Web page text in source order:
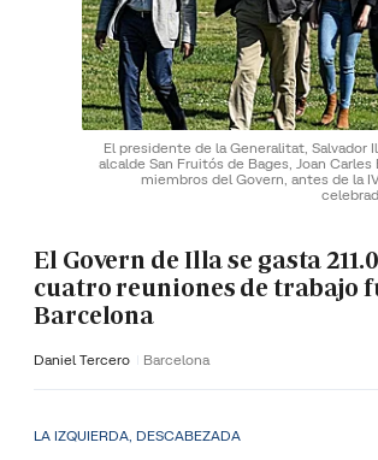
El presidente de la Generalitat, Salvador
alcalde San Fruitós de Bages, Joan
miembros del Govern, antes de la
El Govern de Illa se gasta
cuatro reuniones de trabajo
Barcelona
Daniel Tercero Barcelona
LA IZQUIERDA, DESCABEZADA